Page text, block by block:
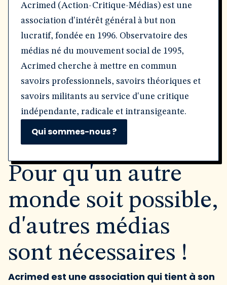
Acrimed (Action-Critique-Médias) est une
association d'intérêt général à but non
lucratif, fondée en 1996. Observatoire des
médias né du mouvement social de 1995,
Acrimed cherche à mettre en commun
savoirs professionnels, savoirs théoriques et
savoirs militants au service d'une critique
indépendante, radicale et intransigeante.
Qui sommes-nous ?
Pour qu'un autre
monde soit possible,
d'autres médias
sont nécessaires !
Acrimed est une association qui tient à son